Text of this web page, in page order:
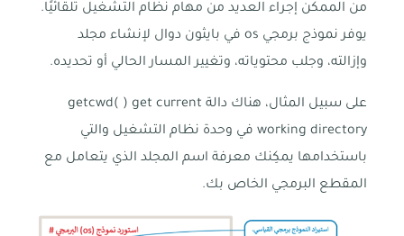
من الممكن إجراء العديد من مهام نظام التشغيل تلقائيًا.
يوفر نموذج برمجي os في بايثون دوال لإنشاء مجلد
وإزالته، وجلب محتوياته، وتغيير المسار الحالي أو تحديده.
على سبيل المثال، هناك دالة getcwd( ) get current
working directory في وحدة نظام التشغيل والتي
باستخدامها يمكِنك معرفة اسم المجلد الذي يتعامل مع
المقطع البرمجي الخاص بك.